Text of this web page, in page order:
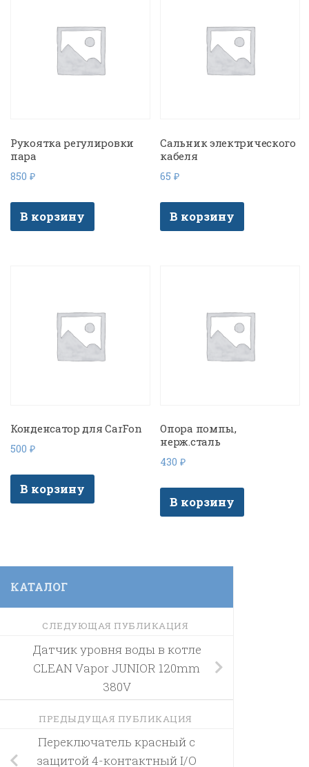
Рукоятка регулировки
пара
850 ₽
В корзину
Сальник электрического
кабеля
65₽
В корзину
Конденсатор для CarFon
500 ₽
В корзину
Опора помпы,
нерж.сталь
430₽
В корзину
КАТАЛОГ
СЛЕДУЮЩАЯ ПУБЛИКАЦИЯ
Датчик уровня воды в котле
CLEAN Vapor JUNIOR 120mm
380V
ПРЕДЫДУЩАЯ ПУБЛИКАЦИЯ
Переключатель красный с
защитой 4-контактный I/O